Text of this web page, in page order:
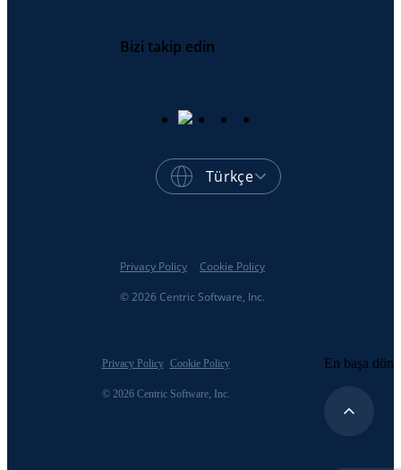
Bizi takip edin
Türkçe
© 2026 Centric Software, Inc.
Privacy Policy Cookie Policy
© 2026 Centric Software, Inc.
Privacy Policy Cookie Policy En başa dön